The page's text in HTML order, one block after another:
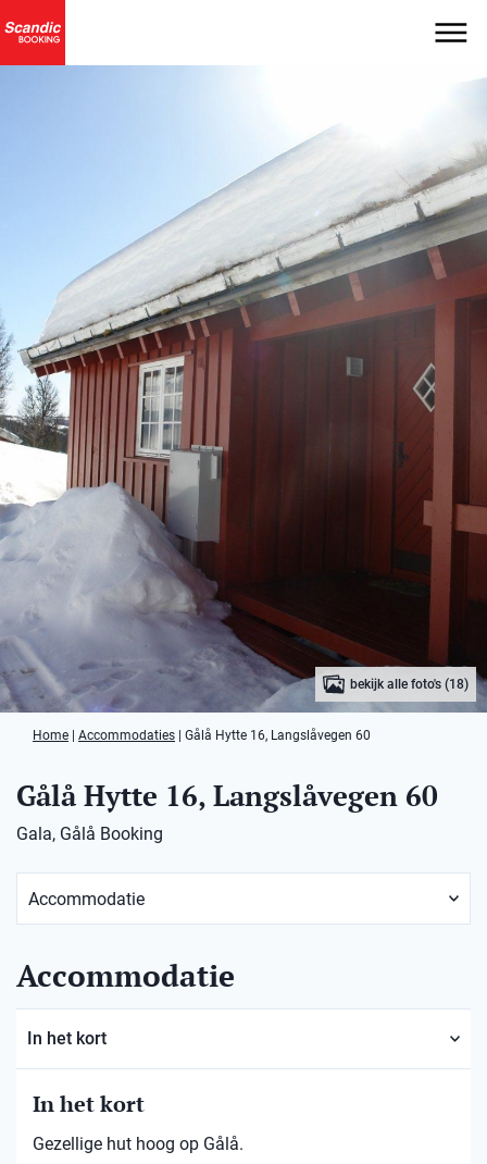
bekijk alle foto's (18)
Home Accommodaties Gålå Hytte 16, Langslåvegen 60
Gålå Hytte 16, Langslåvegen 60
Gala, Gålå Booking
Accommodatie
In het kort
In het kort
Gezellige hut hoog op Gålå.